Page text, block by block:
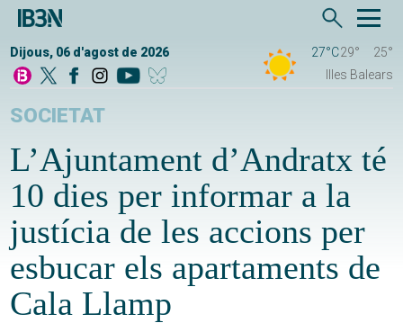
Dijous, 06 d'agost de 2026 27°C29°
25°
Illes Balears
SOCIETAT
L’Ajuntament d’Andratx té
10 dies per informar a la
justícia de les accions per
esbucar els apartaments de
Cala Llamp